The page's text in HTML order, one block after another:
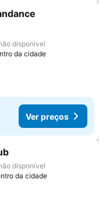
aos favoritos
disponível
da cidade
Ver preços
aos favoritos
disponível
da cidade